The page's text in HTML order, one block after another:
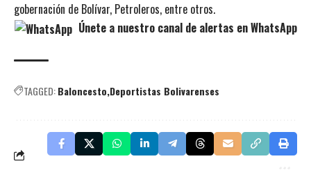
gobernación de Bolívar, Petroleros, entre otros.
Únete a nuestro canal de alertas en WhatsApp
TAGGED:Baloncesto Deportistas Bolivarenses